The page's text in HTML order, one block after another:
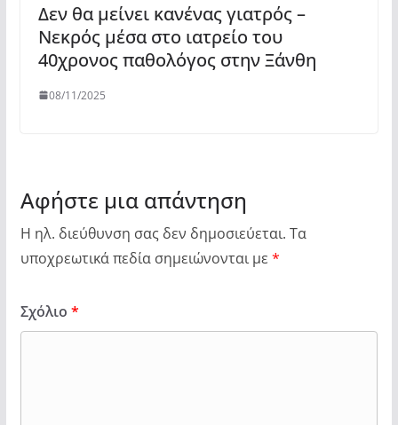
Δεν θα μείνει κανένας γιατρός –
Νεκρός μέσα στο ιατρείο του
40χρονος παθολόγος στην Ξάνθη
08/11/2025
Αφήστε μια απάντηση
Η ηλ. διεύθυνση σας δεν δημοσιεύεται. Τα
υποχρεωτικά πεδία σημειώνονται με *
Σχόλιο *